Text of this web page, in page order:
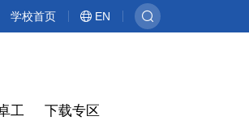
学校首页 EN
工 下载专区